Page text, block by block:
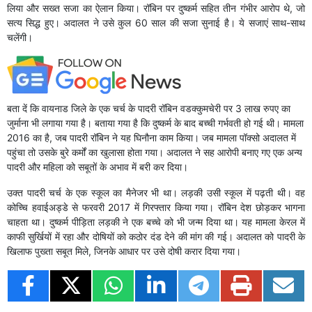
लिया और सख्त सजा का ऐलान किया। रॉबिन पर दुष्कर्म सहित तीन गंभीर आरोप थे, जो
सत्य सिद्ध हुए। अदालत ने उसे कुल 60 साल की सजा सुनाई है। ये सजाएं साथ-साथ
चलेंगी।
बता दें कि वायनाड जिले के एक चर्च के पादरी रॉबिन वडक्कुमचेरी पर 3 लाख रुपए का
जुर्माना भी लगाया गया है। बताया गया है कि दुष्कर्म के बाद बच्ची गर्भवती हो गई थी। मामला
2016 का है, जब पादरी रॉबिन ने यह घिनौना काम किया। जब मामला पॉक्सो अदालत में
पहुंचा तो उसके बुरे कर्मों का खुलासा होता गया। अदालत ने सह आरोपी बनाए गए एक अन्य
पादरी और महिला को सबूतों के अभाव में बरी कर दिया।
उक्त पादरी चर्च के एक स्कूल का मैनेजर भी था। लड़की उसी स्कूल में पढ़ती थी। वह
कोच्चि हवाईअड्डे से फरवरी 2017 में गिरफ्तार किया गया। रॉबिन देश छोड़कर भागना
चाहता था। दुष्कर्म पीड़िता लड़की ने एक बच्चे को भी जन्म दिया था। यह मामला केरल में
काफी सुर्खियों में रहा और दोषियों को कठोर दंड देने की मांग की गई। अदालत को पादरी के
खिलाफ पुख्ता सबूत मिले, जिनके आधार पर उसे दोषी करार दिया गया।